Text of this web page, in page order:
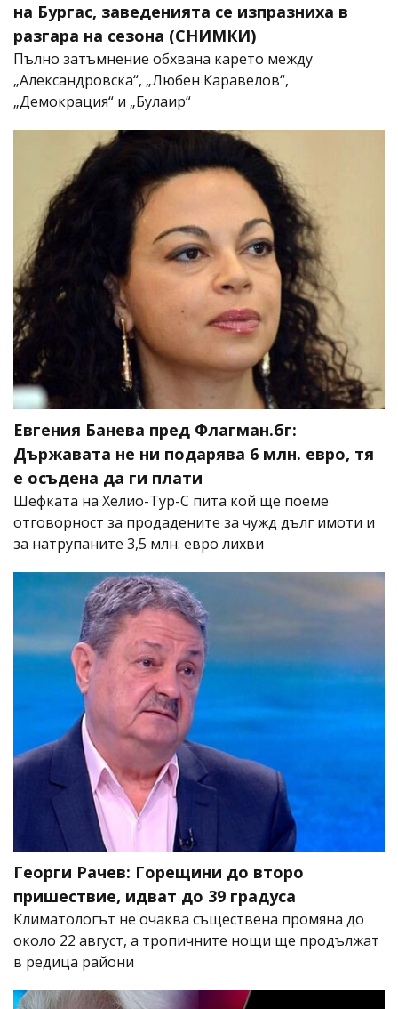
на Бургас, заведенията се изпразниха в
разгара на сезона (СНИМКИ)
Пълно затъмнение обхвана карето между
„Александровска“, „Любен Каравелов“,
„Демокрация“ и „Булаир“
Евгения Банева пред Флагман.бг:
Държавата не ни подарява 6 млн. евро, тя
е осъдена да ги плати
Шефката на Хелио-Тур-С пита кой ще поеме
отговорност за продадените за чужд дълг имоти и
за натрупаните 3,5 млн. евро лихви
Георги Рачев: Горещини до второ
пришествие, идват до 39 градуса
Климатологът не очаква съществена промяна до
около 22 август, а тропичните нощи ще продължат
в редица райони